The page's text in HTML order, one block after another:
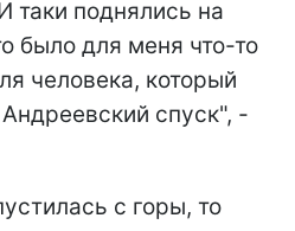
таки поднялись на
было для меня что-то
человека, который
спуск", -
с горы, то